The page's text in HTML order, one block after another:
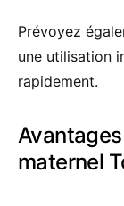
Prévoyez
une utilisation
rapidement.
maternel